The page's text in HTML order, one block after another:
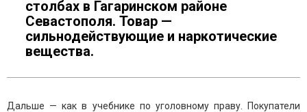
столбах в Гагаринском районе
Севастополя. Товар —
сильнодействующие и наркотические
вещества.
Дальше — как в учебнике по уголовному праву. Покупатели